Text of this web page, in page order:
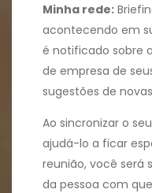
Minha rede:
acontecendo em
é notificado sobre
de empresa de
sugestões de
Ao sincronizar o
ajudá-lo a ficar
reunião, você será
da pessoa com